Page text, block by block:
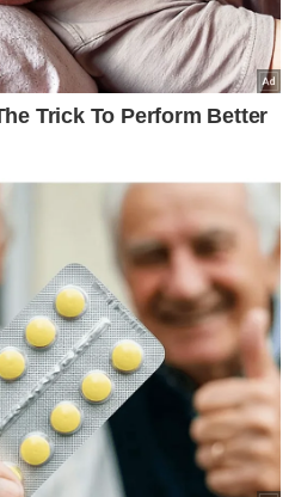
dunia di tempat
parah.
ketiga-tiga anak
ke kampung
lebuh raya utama petang ini
lebuh raya utama pagi ini
seluruh negara lancar
petang ini dan
akan dilakukan